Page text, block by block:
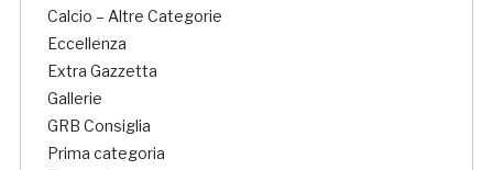
Calcio – Altre Categorie
Eccellenza
Extra Gazzetta
Gallerie
GRB Consiglia
Prima categoria